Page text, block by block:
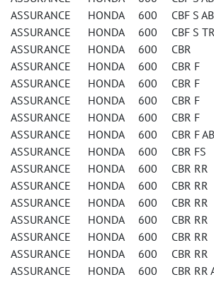
ASSURANCE HONDA 600 CBF S
ASSURANCE HONDA 600 CBF S
ASSURANCE HONDA 600 CBR
ASSURANCE HONDA 600 CBR F
ASSURANCE HONDA 600 CBR F
ASSURANCE HONDA 600 CBR F
ASSURANCE HONDA 600 CBR F
ASSURANCE HONDA 600 CBR F
ASSURANCE HONDA 600 CBR FS
ASSURANCE HONDA 600 CBR RR
ASSURANCE HONDA 600 CBR RR
ASSURANCE HONDA 600 CBR RR
ASSURANCE HONDA 600 CBR RR
ASSURANCE HONDA 600 CBR RR
ASSURANCE HONDA 600 CBR RR
ASSURANCE HONDA 600 CBR RR